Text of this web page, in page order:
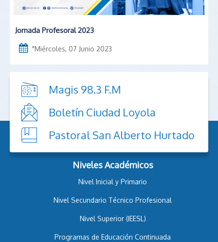
Jornada Profesoral 2023
"Miércoles, 07 Junio 2023
Magis 98.3 F.M
Boletín Ciudad Loyola
Pastoral San Alberto Hurtado
Niveles Académicos
Nivel Inicial y Primario
Nivel Secundario Técnico Profesional
Nivel Superior (IEESL)
Programas de Educación Continuada